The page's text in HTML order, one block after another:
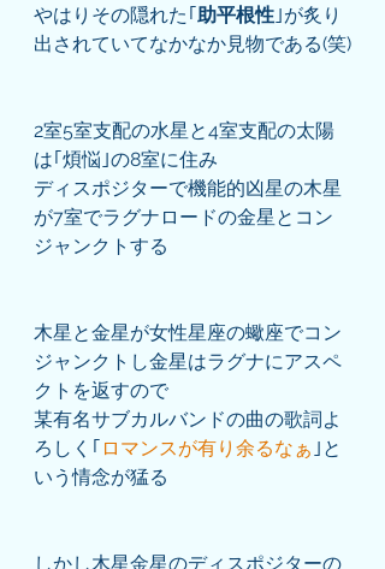
やはりその隠れた｢ 助平根性 ｣が炙り
出されていてなかなか見物である(笑)
2室5室支配の水星と4室支配の太陽
は｢煩悩｣の8室に住み
ディスポジターで機能的凶星の木星
が7室でラグナロードの金星とコン
ジャンクトする
木星と金星が女性星座の蠍座でコン
ジャンクトし金星はラグナにアスペ
クトを返すので
某有名サブカルバンドの曲の歌詞よ
ろしく｢ ロマンスが有り余るなぁ ｣と
いう情念が猛る
しかし木星金星のディスポジターの